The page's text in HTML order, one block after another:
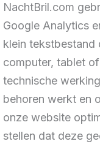
NachtBril.com
Google Analytics
klein tekstbestand
computer, tablet
technische
behoren werkt en
onze website
stellen dat deze